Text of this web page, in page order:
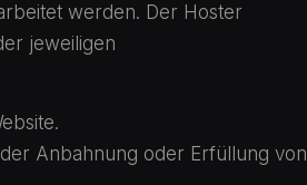
werden. Der Hoster
jeweiligen
Anbahnung oder Erfüllung von